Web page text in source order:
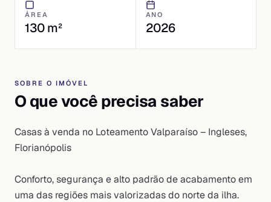
ÁREA
130 m²
ANO
2026
SOBRE O IMÓVEL
O que você precisa saber
Casas à venda no Loteamento Valparaíso – Ingleses,
Florianópolis
Conforto, segurança e alto padrão de acabamento em
uma das regiões mais valorizadas do norte da ilha.